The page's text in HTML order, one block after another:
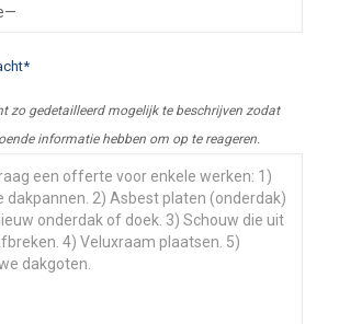
zo gedetailleerd mogelijk te beschrijven zodat
informatie hebben om op te reageren.